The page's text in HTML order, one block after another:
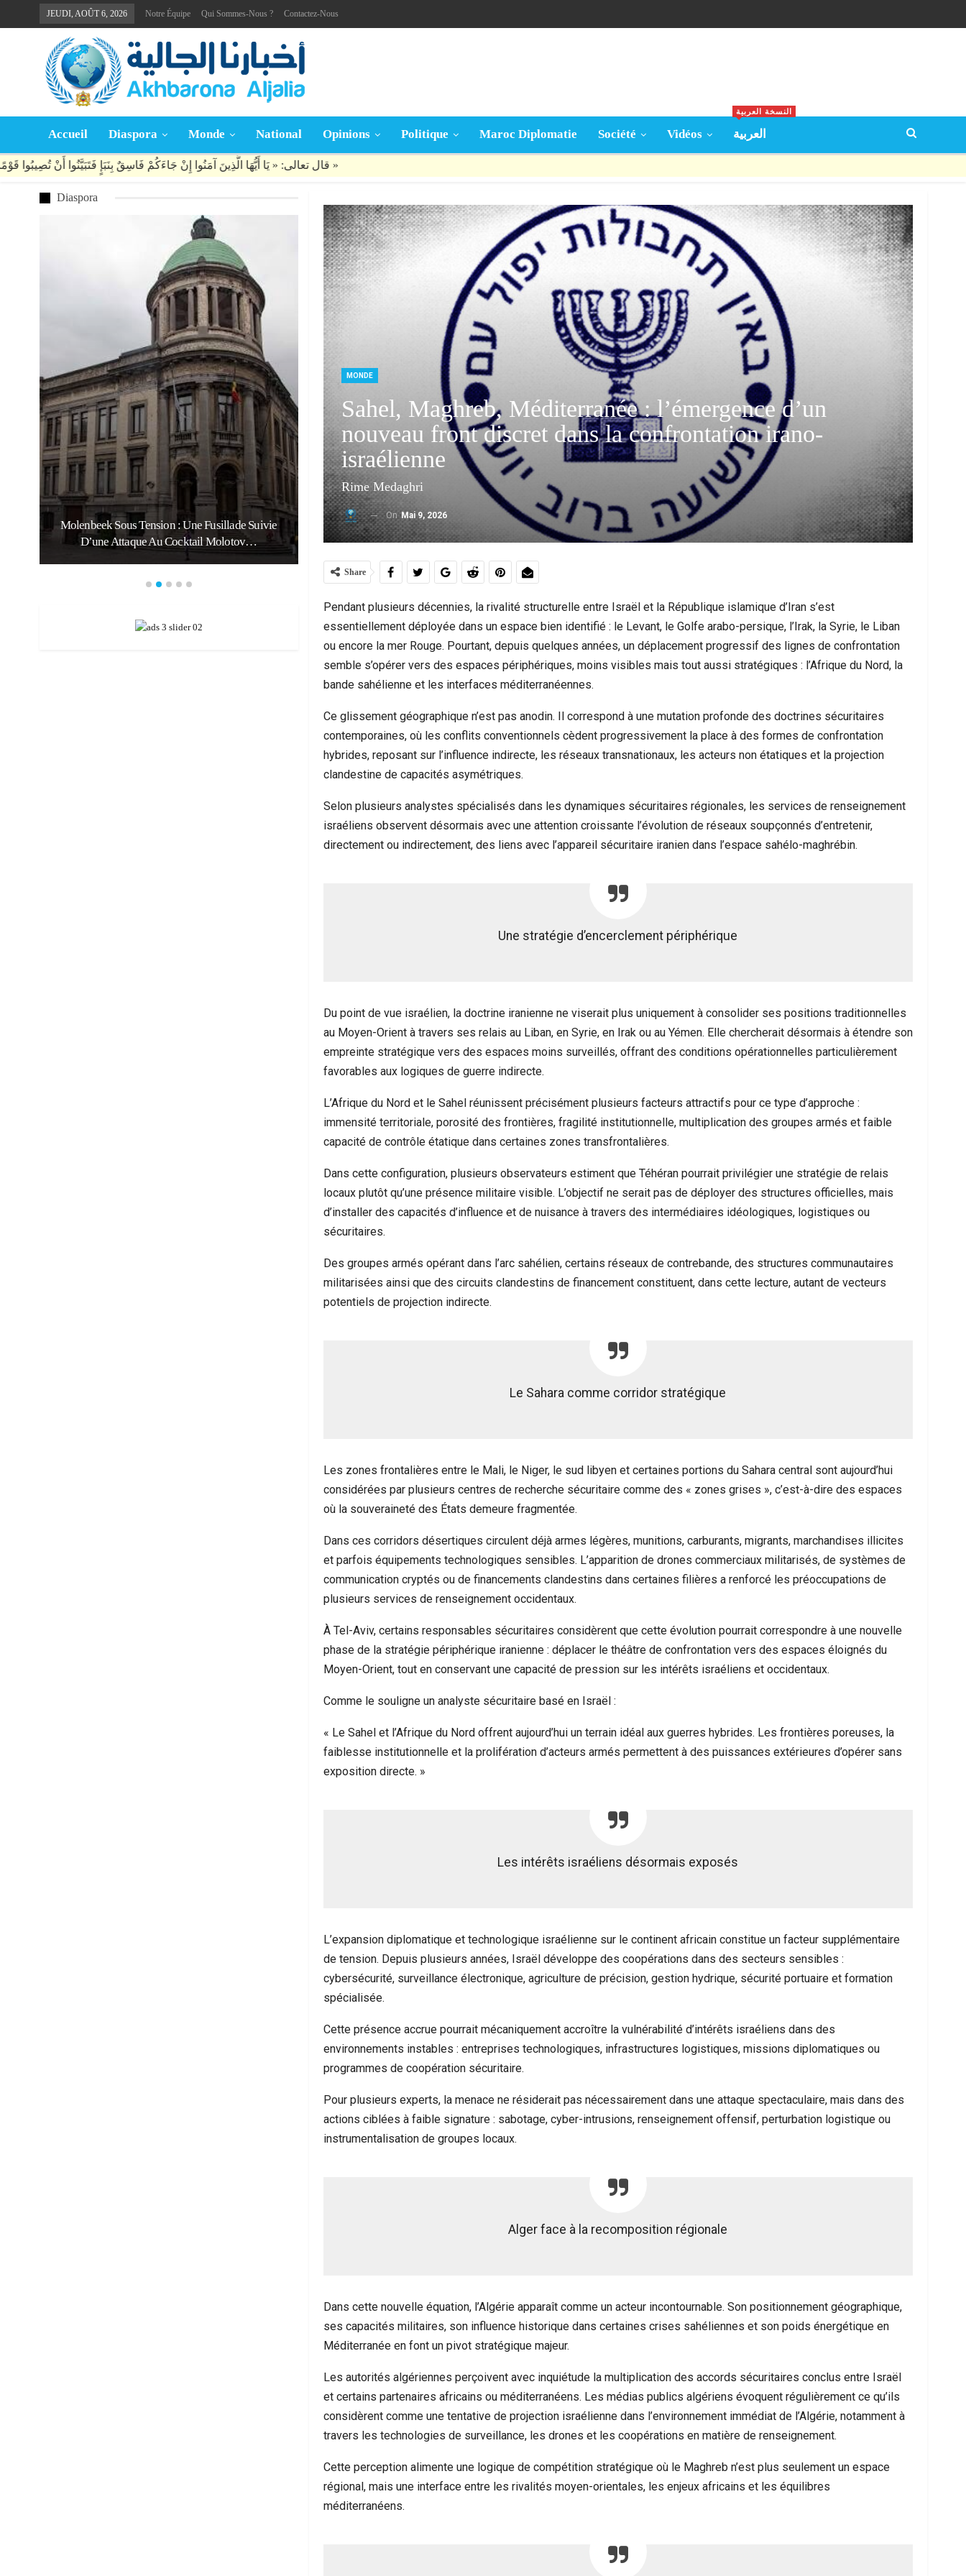
JEUDI, AOÛT 6, 2026 Notre Équipe Qui Sommes-Nous ? Contactez-Nous
Accueil Diaspora Monde National Opinions Politique Maroc Diplomatie Société Vidéos العربية
النسخة العربية
MONDE
Sahel, Maghreb, Méditerranée : l’émergence d’un
nouveau front discret dans la confrontation irano-
israélienne
Rime Medaghri
OnMai 9, 2026
Share
Pendant plusieurs décennies, la rivalité structurelle entre Israël et la République islamique d’Iran s’est
essentiellement déployée dans un espace bien identifié : le Levant, le Golfe arabo-persique, l’Irak, la Syrie, le Liban
ou encore la mer Rouge. Pourtant, depuis quelques années, un déplacement progressif des lignes de confrontation
semble s’opérer vers des espaces périphériques, moins visibles mais tout aussi stratégiques : l’Afrique du Nord, la
bande sahélienne et les interfaces méditerranéennes.
Ce glissement géographique n’est pas anodin. Il correspond à une mutation profonde des doctrines sécuritaires
contemporaines, où les conflits conventionnels cèdent progressivement la place à des formes de confrontation
hybrides, reposant sur l’influence indirecte, les réseaux transnationaux, les acteurs non étatiques et la projection
clandestine de capacités asymétriques.
Selon plusieurs analystes spécialisés dans les dynamiques sécuritaires régionales, les services de renseignement
israéliens observent désormais avec une attention croissante l’évolution de réseaux soupçonnés d’entretenir,
directement ou indirectement, des liens avec l’appareil sécuritaire iranien dans l’espace sahélo-maghrébin.
Une stratégie d’encerclement périphérique
Du point de vue israélien, la doctrine iranienne ne viserait plus uniquement à consolider ses positions traditionnelles
au Moyen-Orient à travers ses relais au Liban, en Syrie, en Irak ou au Yémen. Elle chercherait désormais à étendre son
empreinte stratégique vers des espaces moins surveillés, offrant des conditions opérationnelles particulièrement
favorables aux logiques de guerre indirecte.
L’Afrique du Nord et le Sahel réunissent précisément plusieurs facteurs attractifs pour ce type d’approche :
immensité territoriale, porosité des frontières, fragilité institutionnelle, multiplication des groupes armés et faible
capacité de contrôle étatique dans certaines zones transfrontalières.
Dans cette configuration, plusieurs observateurs estiment que Téhéran pourrait privilégier une stratégie de relais
locaux plutôt qu’une présence militaire visible. L’objectif ne serait pas de déployer des structures officielles, mais
d’installer des capacités d’influence et de nuisance à travers des intermédiaires idéologiques, logistiques ou
sécuritaires.
Des groupes armés opérant dans l’arc sahélien, certains réseaux de contrebande, des structures communautaires
militarisées ainsi que des circuits clandestins de financement constituent, dans cette lecture, autant de vecteurs
potentiels de projection indirecte.
Le Sahara comme corridor stratégique
Les zones frontalières entre le Mali, le Niger, le sud libyen et certaines portions du Sahara central sont aujourd’hui
considérées par plusieurs centres de recherche sécuritaire comme des « zones grises », c’est-à-dire des espaces
où la souveraineté des États demeure fragmentée.
Dans ces corridors désertiques circulent déjà armes légères, munitions, carburants, migrants, marchandises illicites
et parfois équipements technologiques sensibles. L’apparition de drones commerciaux militarisés, de systèmes de
communication cryptés ou de financements clandestins dans certaines filières a renforcé les préoccupations de
plusieurs services de renseignement occidentaux.
À Tel-Aviv, certains responsables sécuritaires considèrent que cette évolution pourrait correspondre à une nouvelle
phase de la stratégie périphérique iranienne : déplacer le théâtre de confrontation vers des espaces éloignés du
Moyen-Orient, tout en conservant une capacité de pression sur les intérêts israéliens et occidentaux.
Comme le souligne un analyste sécuritaire basé en Israël :
« Le Sahel et l’Afrique du Nord offrent aujourd’hui un terrain idéal aux guerres hybrides. Les frontières poreuses, la
faiblesse institutionnelle et la prolifération d’acteurs armés permettent à des puissances extérieures d’opérer sans
exposition directe. »
Les intérêts israéliens désormais exposés
L’expansion diplomatique et technologique israélienne sur le continent africain constitue un facteur supplémentaire
de tension. Depuis plusieurs années, Israël développe des coopérations dans des secteurs sensibles :
cybersécurité, surveillance électronique, agriculture de précision, gestion hydrique, sécurité portuaire et formation
spécialisée.
Cette présence accrue pourrait mécaniquement accroître la vulnérabilité d’intérêts israéliens dans des
environnements instables : entreprises technologiques, infrastructures logistiques, missions diplomatiques ou
programmes de coopération sécuritaire.
Pour plusieurs experts, la menace ne résiderait pas nécessairement dans une attaque spectaculaire, mais dans des
actions ciblées à faible signature : sabotage, cyber-intrusions, renseignement offensif, perturbation logistique ou
instrumentalisation de groupes locaux.
Alger face à la recomposition régionale
Dans cette nouvelle équation, l’Algérie apparaît comme un acteur incontournable. Son positionnement géographique,
ses capacités militaires, son influence historique dans certaines crises sahéliennes et son poids énergétique en
Méditerranée en font un pivot stratégique majeur.
Les autorités algériennes perçoivent avec inquiétude la multiplication des accords sécuritaires conclus entre Israël
et certains partenaires africains ou méditerranéens. Les médias publics algériens évoquent régulièrement ce qu’ils
considèrent comme une tentative de projection israélienne dans l’environnement immédiat de l’Algérie, notamment à
travers les technologies de surveillance, les drones et les coopérations en matière de renseignement.
Cette perception alimente une logique de compétition stratégique où le Maghreb n’est plus seulement un espace
régional, mais une interface entre les rivalités moyen-orientales, les enjeux africains et les équilibres
méditerranéens.
Diaspora
Molenbeek Sous Tension : Une Fusillade Suivie
D’une Attaque Au Cocktail Molotov…
Marocains Du Monde : Le Maroc Investit-Il
Suffisamment Dans Les Enfants De Sa…
Drame À Nador : Les Circonstances D’un
Accident De Quad Qui Bouleverse La…
Mort D’un